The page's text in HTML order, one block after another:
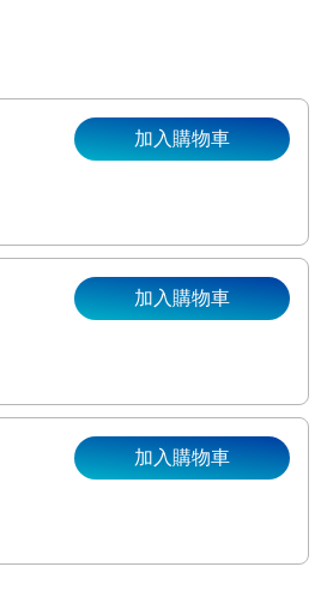
加入購物車
加入購物車
加入購物車